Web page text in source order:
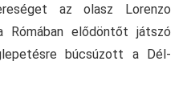
az olasz Lorenzo
Rómában elődöntőt játszó
búcsúzott a Dél-